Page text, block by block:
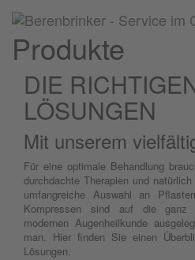
Produkte
DIE
LÖSUNGEN
Mit unserem
Für eine optimale Behandlung
durchdachte Therapien und
umfangreiche Auswahl an
Kompressen sind auf die ganz
modernen Augenheilkunde
man. Hier finden Sie einen
Lösungen.